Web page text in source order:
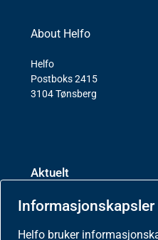
Informasjonskapsler
Helfo bruker
About Helfo
Helfo
Postboks 2415
3104 Tønsberg
Aktuelt
Nyheter